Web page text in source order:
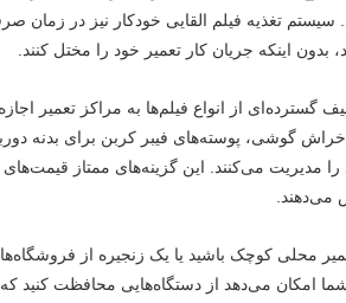
تغذیه فیلم القایی خودکار نیز در زمان
بدون اینکه جریان کار تعمیر خود را مختل کنند.
مدیریت می‌کنند. این گزینه‌های ممتاز
می‌دهند.
امکان می‌دهد از دستگاه‌هایی محافظت کنید که